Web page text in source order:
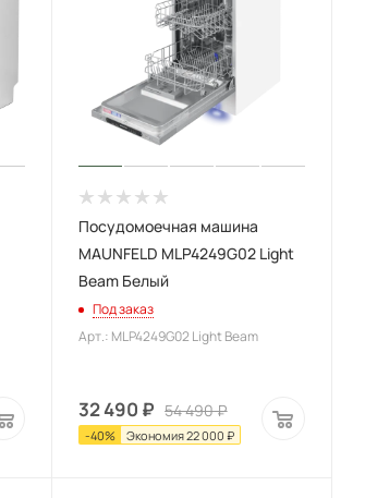
Посудомоечная машина
MAUNFELD MLP4249G02 Light
Beam Белый
Под заказ
Арт.: MLP4249G02 Light Beam
32 490 ₽ 54 490₽
-40% Экономия22 000 ₽